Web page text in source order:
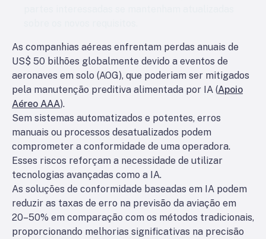
As companhias aéreas enfrentam perdas anuais de
US$ 50 bilhões globalmente devido a eventos de
aeronaves em solo (AOG), que poderiam ser mitigados
pela manutenção preditiva alimentada por IA (Apoio
Aéreo AAA).
Sem sistemas automatizados e potentes, erros
manuais ou processos desatualizados podem
comprometer a conformidade de uma operadora.
Esses riscos reforçam a necessidade de utilizar
tecnologias avançadas como a IA.
As soluções de conformidade baseadas em IA podem
reduzir as taxas de erro na previsão da aviação em
20–50% em comparação com os métodos tradicionais,
proporcionando melhorias significativas na precisão